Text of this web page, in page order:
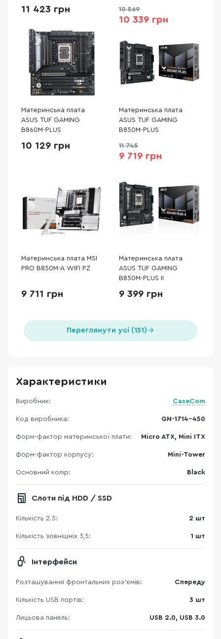
11 423 грн 10 569
10 339 грн
Материнська плата
ASUS TUF GAMING
B860M-PLUS
10 129 грн
Материнська плата
ASUS TUF GAMING
B850M-PLUS
11 745
9 719 грн
Материнська плата MSI
PRO B850M-A WIFI PZ
9 711 грн
Материнська плата
ASUS TUF GAMING
B850M-PLUS II
9 399 грн
Переглянути усі (151)
Характеристики
Виробник: CaseCom
Код виробника: GN-1714-450
Форм-фактор материнської плати: Micro ATX, Mini ITX
Форм-фактор корпусу: Mini-Tower
Основний колір: Black
Слоти під HDD / SSD
Кількість 2.5: 2 шт
Кількість зовнішніх 3,5: 1 шт
Інтерфейси
Розташування фронтальних роз'ємів: Спереду
Кількість USB портів: 3 шт
Лицьова панель: USB 2.0, USB 3.0